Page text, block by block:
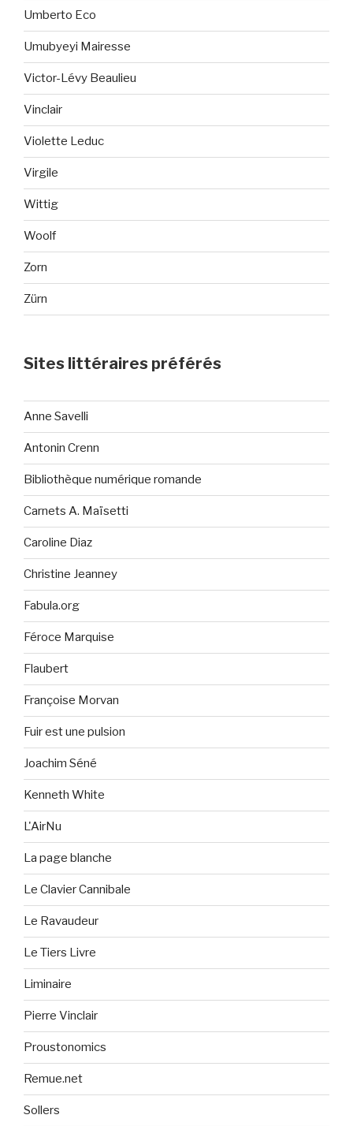
Umberto Eco
Umubyeyi Mairesse
Victor-Lévy Beaulieu
Vinclair
Violette Leduc
Virgile
Wittig
Woolf
Zorn
Zürn
Sites littéraires préférés
Anne Savelli
Antonin Crenn
Bibliothèque numérique romande
Carnets A. Maïsetti
Caroline Diaz
Christine Jeanney
Fabula.org
Féroce Marquise
Flaubert
Françoise Morvan
Fuir est une pulsion
Joachim Séné
Kenneth White
L'AirNu
La page blanche
Le Clavier Cannibale
Le Ravaudeur
Le Tiers Livre
Liminaire
Pierre Vinclair
Proustonomics
Remue.net
Sollers